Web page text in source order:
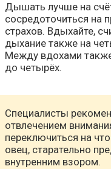
Дышать лучше на
сосредоточиться на
страхов. Вдыхайте,
дыхание также на
Между вдохами
до четырёх.
Специалисты
отвлечением
переключиться на
овец, старательно
внутренним взором.